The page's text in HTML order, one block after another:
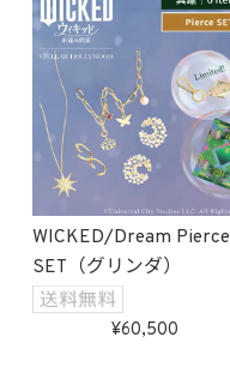
WICKED/Dream Pierce
SET（グリンダ）
60,500